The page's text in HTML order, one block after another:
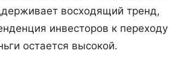
восходящий тренд,
инвесторов к переходу
остается высокой.